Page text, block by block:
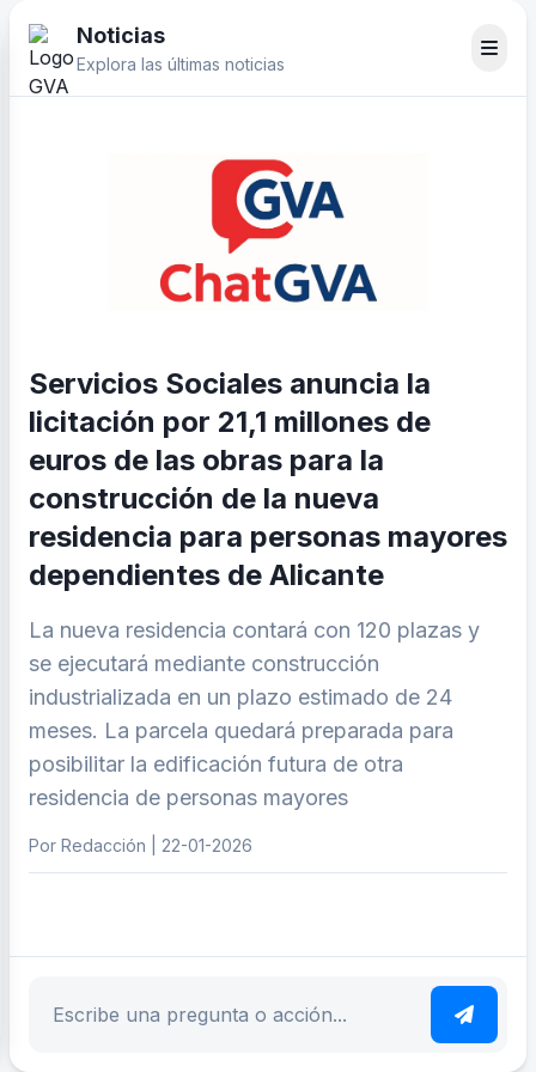
Noticias
Explora las últimas noticias
Servicios Sociales anuncia la
licitación por 21,1 millones de
euros de las obras para la
construcción de la nueva
residencia para personas mayores
dependientes de Alicante
La nueva residencia contará con 120 plazas y
se ejecutará mediante construcción
industrializada en un plazo estimado de 24
meses. La parcela quedará preparada para
posibilitar la edificación futura de otra
residencia de personas mayores
Por Redacción | 22-01-2026
Escribe tu pregunta